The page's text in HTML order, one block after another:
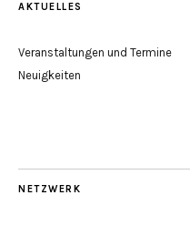
AKTUELLES
Veranstaltungen und Termine
Neuigkeiten
NETZWERK